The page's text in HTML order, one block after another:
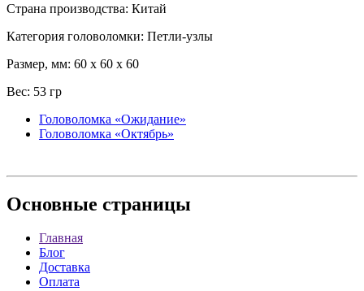
Страна производства: Китай
Категория головоломки: Петли-узлы
Размер, мм: 60 x 60 x 60
Вес: 53 гр
Головоломка «Ожидание»
Головоломка «Октябрь»
Основные страницы
Главная
Блог
Доставка
Оплата